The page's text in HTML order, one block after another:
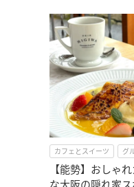
カフェとスイーツ グ
【能勢】おしゃ
な大阪の隠れ家